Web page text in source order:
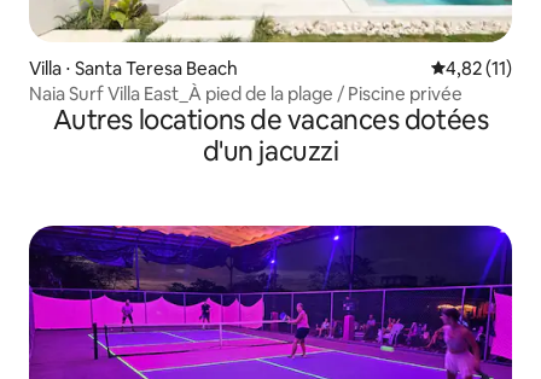
Villa ⋅ Santa Teresa Beach Évaluation
4,82 (11)
Naia Surf Villa East_À pied de la plage / Piscine privée
Autres locations de vacances dotées
d'un jacuzzi